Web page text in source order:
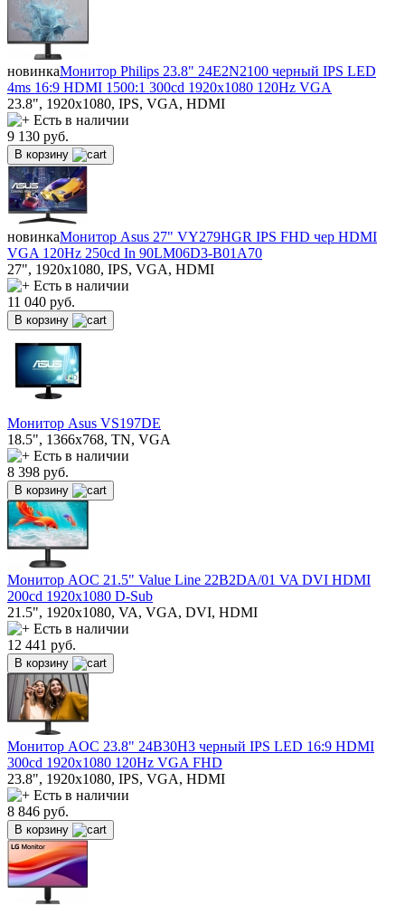
новинкаМонитор Philips 23.8" 24E2N2100 черный IPS LED
4ms 16:9 HDMI 1500:1 300cd 1920x1080 120Hz VGA
23.8", 1920x1080, IPS, VGA, HDMI
Есть в наличии
9 130 руб.
В корзину
новинкаМонитор Asus 27" VY279HGR IPS FHD чер HDMI
VGA 120Hz 250cd In 90LM06D3-B01A70
27", 1920x1080, IPS, VGA, HDMI
Есть в наличии
11 040 руб.
В корзину
Монитор Asus VS197DE
18.5", 1366x768, TN, VGA
Есть в наличии
8 398 руб.
В корзину
Монитор AOC 21.5" Value Line 22B2DA/01 VA DVI HDMI
200cd 1920x1080 D-Sub
21.5", 1920x1080, VA, VGA, DVI, HDMI
Есть в наличии
12 441 руб.
В корзину
Монитор AOC 23.8" 24B30H3 черный IPS LED 16:9 HDMI
300cd 1920x1080 120Hz VGA FHD
23.8", 1920x1080, IPS, VGA, HDMI
Есть в наличии
8 846 руб.
В корзину